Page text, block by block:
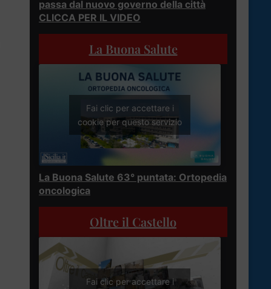
passa dal nuovo governo della città
CLICCA PER IL VIDEO
La Buona Salute
Fai clic per accettare i
cookie per questo servizio
La Buona Salute 63° puntata: Ortopedia
oncologica
Oltre il Castello
Fai clic per accettare i